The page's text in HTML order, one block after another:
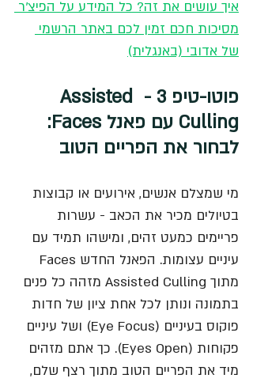
איך עושים את זה? כל המידע על הפיצ'ר
מסיכות חכם זמין לכם באתר הרשמי
של אדובי (באנגלית)
פוטו-טיפ 3 - Assisted
Culling עם פאנל Faces:
לבחור את הפריים הטוב
מי שמצלם אנשים, אירועים או קבוצות
בטיולים מכיר את הכאב - עשרות
פריימים כמעט זהים, ומישהו תמיד עם
מתוך Assisted Culling מזהה כל פנים
בתמונה ונותן לכל אחת ציון של חדות
פוקוס בעיניים (Eye Focus) ושל עיניים
פקוחות (Eyes Open). כך אתם מזהים
מיד את הפריים הטוב מתוך רצף שלם,